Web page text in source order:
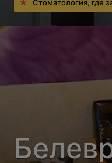
Стоматология, где